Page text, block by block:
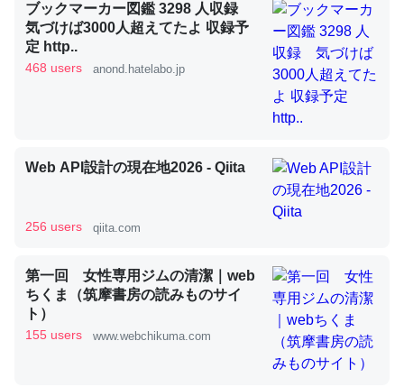
昆虫ってカルシウム少ないのか。知らんかった。調べたら
コオロギのカルシウム分はエビの600分の1程度。
─ニュース :: 【研究発表】昆虫学の大問題＝「昆虫はなぜ海にいな
いのか」に関する新仮説
論文では「淡水はカルシウムも酸素も不足してて両方に不
利だから両方が拮抗してるのでは」とあって面白い。海に
いる鋏角類（カブトガニ・ウミグモ）はカルシウムを使わ
─ニュース :: 【研究発表】昆虫学の大問題＝「昆虫はなぜ海にいな
いのか」に関する新仮説
ブックマーカー図鑑 3298 人収録
気づけば3000人超えてたよ 収録予
定 http..
468 users anond.hatelabo.jp
Web API設計の現在地2026 - Qiita
256 users qiita.com
第一回 女性専用ジムの清潔｜web
ちくま（筑摩書房の読みものサイ
ト）
155 users www.webchikuma.com